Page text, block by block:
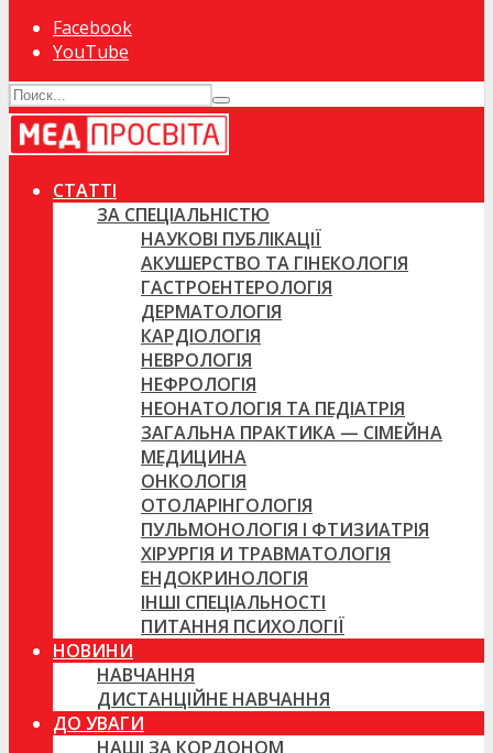
Facebook
YouTube
СТАТТІ
ЗА СПЕЦІАЛЬНІСТЮ
НАУКОВІ ПУБЛІКАЦІЇ
АКУШЕРСТВО ТА ГІНЕКОЛОГІЯ
ГАСТРОЕНТЕРОЛОГІЯ
ДЕРМАТОЛОГІЯ
КАРДІОЛОГІЯ
НЕВРОЛОГІЯ
НЕФРОЛОГІЯ
НЕОНАТОЛОГІЯ ТА ПЕДІАТРІЯ
ЗАГАЛЬНА ПРАКТИКА — СІМЕЙНА
МЕДИЦИНА
ОНКОЛОГІЯ
ОТОЛАРІНГОЛОГІЯ
ПУЛЬМОНОЛОГІЯ І ФТИЗИАТРІЯ
ХІРУРГІЯ И ТРАВМАТОЛОГІЯ
ЕНДОКРИНОЛОГІЯ
ІНШІ СПЕЦІАЛЬНОСТІ
ПИТАННЯ ПСИХОЛОГІЇ
НОВИНИ
НАВЧАННЯ
ДИСТАНЦІЙНЕ НАВЧАННЯ
ДО УВАГИ
НАШІ ЗА КОРДОНОМ